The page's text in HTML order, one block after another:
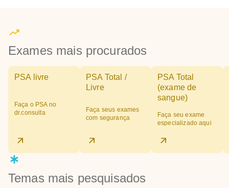
Exames mais procurados
PSA livre
Faça o PSA no
dr.consulta
PSA Total /
Livre
Faça seus exames
com segurança
PSA Total
(exame de
sangue)
Faça seu exame
especializado aqui
Temas mais pesquisados